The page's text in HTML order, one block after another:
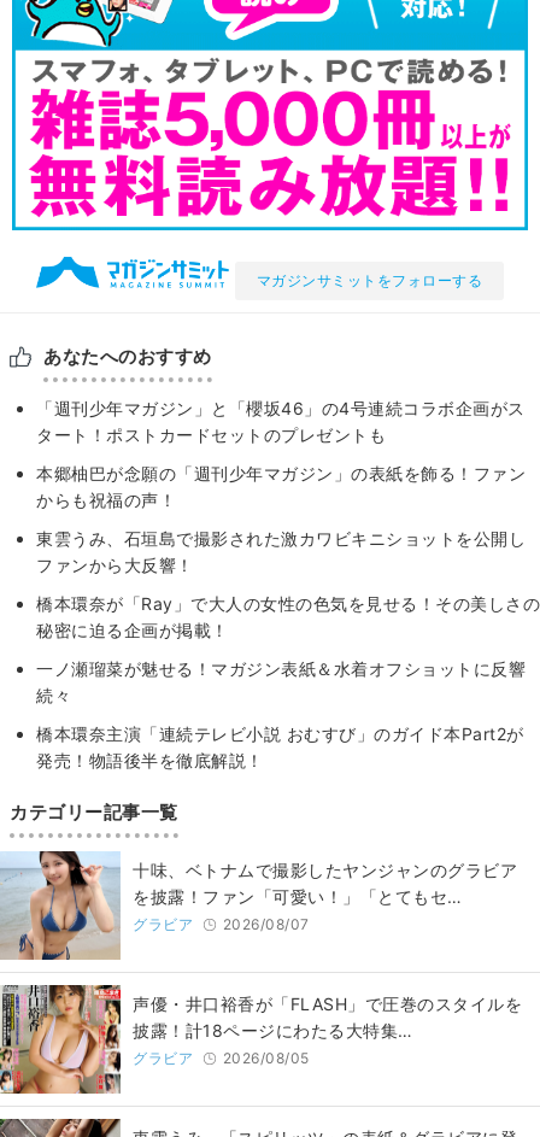
マガジンサミットをフォローする
あなたへのおすすめ
「週刊少年マガジン」と「櫻坂46」の4号連続コラボ企画がス
タート！ポストカードセットのプレゼントも
本郷柚巴が念願の「週刊少年マガジン」の表紙を飾る！ファン
からも祝福の声！
東雲うみ、石垣島で撮影された激カワビキニショットを公開し
ファンから大反響！
橋本環奈が「Ray」で大人の女性の色気を見せる！その美しさの
秘密に迫る企画が掲載！
一ノ瀬瑠菜が魅せる！マガジン表紙＆水着オフショットに反響
続々
橋本環奈主演「連続テレビ小説 おむすび」のガイド本Part2が
発売！物語後半を徹底解説！
カテゴリー記事一覧
十味、ベトナムで撮影したヤンジャンのグラビア
を披露！ファン「可愛い！」「とてもセ…
グラビア 2026/08/07
声優・井口裕香が「FLASH」で圧巻のスタイルを
披露！計18ページにわたる大特集…
グラビア 2026/08/05